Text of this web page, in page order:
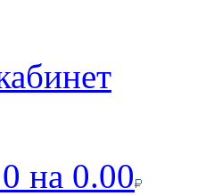
0 на 0.00